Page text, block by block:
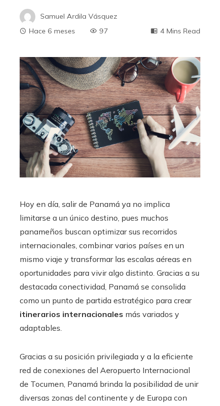
Samuel Ardila Vásquez
Hace 6 meses
97 4 Mins Read
Hoy en día, salir de Panamá ya no implica
limitarse a un único destino, pues muchos
panameños buscan optimizar sus recorridos
internacionales, combinar varios países en un
mismo viaje y transformar las escalas aéreas en
oportunidades para vivir algo distinto. Gracias a su
destacada conectividad, Panamá se consolida
como un punto de partida estratégico para crear
itinerarios internacionales más variados y
adaptables.
Gracias a su posición privilegiada y a la eficiente
red de conexiones del Aeropuerto Internacional
de Tocumen, Panamá brinda la posibilidad de unir
diversas zonas del continente y de Europa con